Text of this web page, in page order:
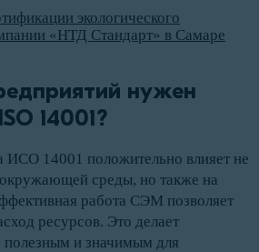
экологического
«НТД Стандарт» в Самаре
нужен
14001?
ИСО 14001 положительно влияет не
окружающей среды, но также на
работа СЭМ позволяет
ресурсов. Это делает
полезным и значимым для